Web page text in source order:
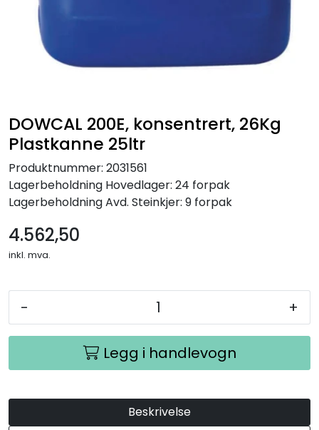
DOWCAL 200E, konsentrert, 26Kg
Plastkanne 25ltr
Produktnummer: 2031561
Lagerbeholdning Hovedlager: 24 forpak
LagerbeholdningAvd. Steinkjer: 9 forpak
4.562,50
inkl. mva.
- +
Legg i handlevogn
Beskrivelse